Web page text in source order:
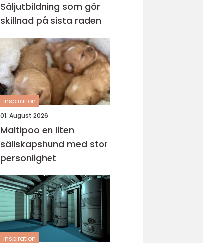
Säljutbildning som gör
skillnad på sista raden
inspiration
01. August 2026
Maltipoo en liten
sällskapshund med stor
personlighet
inspiration